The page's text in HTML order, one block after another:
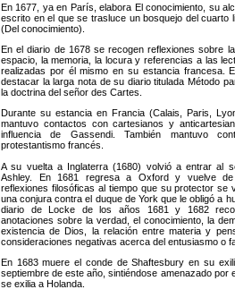
En 1677, ya en París, elabora El conocimiento, su
escrito en el que se trasluce un bosquejo del cuarto
(Del conocimiento).
En el diario de 1678 se recogen reflexiones sobre
espacio, la memoria, la locura y referencias a las
realizadas por él mismo en su estancia francesa.
destacar la larga nota de su diario titulada Método
la doctrina del señor des Cartes.
Durante su estancia en Francia (Calais, Paris,
mantuvo contactos con cartesianos y
influencia de Gassendi. También mantuvo
protestantismo francés.
A su vuelta a Inglaterra (1680) volvió a entrar al
Ashley. En 1681 regresa a Oxford y vuelve
reflexiones filosóficas al tiempo que su protector se
una conjura contra el duque de York que le obligó a
diario de Locke de los años 1681 y 1682
anotaciones sobre la verdad, el conocimiento, la
existencia de Dios, la relación entre materia y
consideraciones negativas acerca del entusiasmo o
En 1683 muere el conde de Shaftesbury en su
septiembre de este año, sintiéndose amenazado por
se exilia a Holanda.